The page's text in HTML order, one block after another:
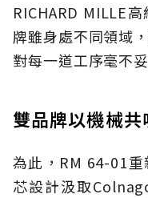
RICHARD MILLE
牌雖身處不同領域
對每一道工序毫不
雙品牌以機械
為此，RM 64-01
芯設計汲取